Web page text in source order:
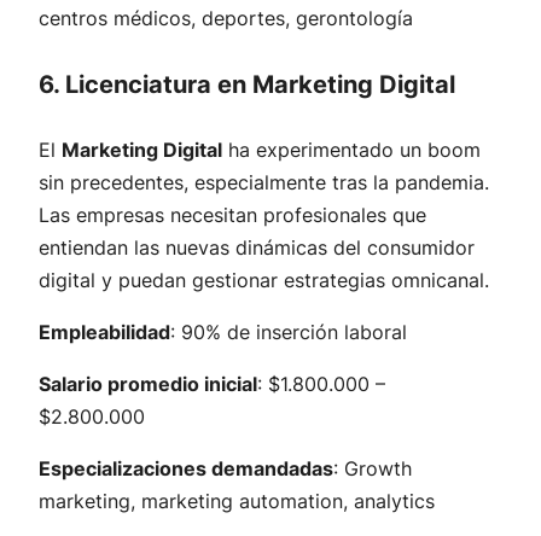
centros médicos, deportes, gerontología
6. Licenciatura en Marketing Digital
El Marketing Digital ha experimentado un boom
sin precedentes, especialmente tras la pandemia.
Las empresas necesitan profesionales que
entiendan las nuevas dinámicas del consumidor
digital y puedan gestionar estrategias omnicanal.
Empleabilidad: 90% de inserción laboral
Salario promedio inicial: $1.800.000 –
$2.800.000
Especializaciones demandadas: Growth
marketing, marketing automation, analytics